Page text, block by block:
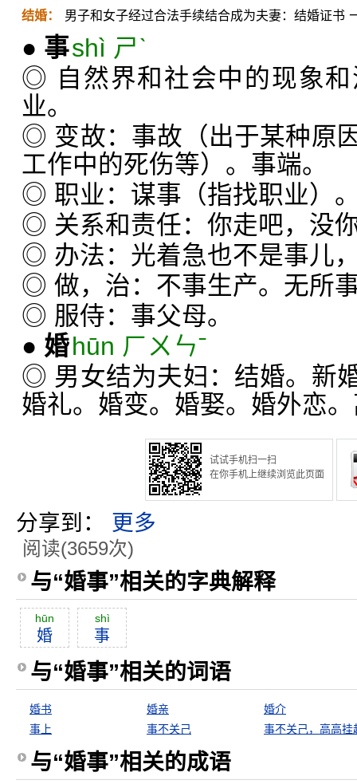
结婚： 男子和女子经过合法手续结合成为夫妻：结婚证书
● 事shì ㄕˋ
◎ 自然界和社会中的现象
业。
◎ 变故：事故（出于某种原
工作中的死伤等）。事端。
◎ 职业：谋事（指找职业）
◎ 关系和责任：你走吧，没
◎ 办法：光着急也不是事儿
◎ 做，治：不事生产。无所
◎ 服侍：事父母。
● 婚hūn ㄏㄨㄣˉ
◎ 男女结为夫妇：结婚。新
婚礼。婚变。婚娶。婚外恋
试试手机扫一扫
在你手机上继续浏览此页面
分享到： 更多
阅读(3659次)
与“婚事”相关的字典解释
hūn
婚
shì
事
与“婚事”相关的词语
婚书 婚亲
婚介
事上
事不关己 事不关己，高高挂
与“婚事”相关的成语